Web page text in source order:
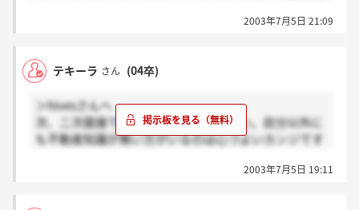
2003年7月5日 21:09
テキーラ さん (04卒)
＞hivesさんへ
次、二次面接ですか、頑張ってください。自分以外に
も不動産知識が無い方がいるのは心づよいカンジです
2003年7月5日 19:11